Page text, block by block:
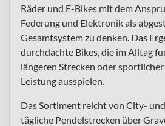
Räder und E-Bikes mit dem
Federung und Elektronik als
Gesamtsystem zu denken. Das
durchdachte Bikes, die im Alltag
längeren Strecken oder
Leistung ausspielen.
Das Sortiment reicht von City-
tägliche Pendelstrecken über